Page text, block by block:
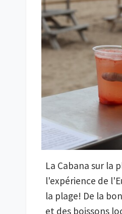
La Cabana sur la
l'expérience de
la plage! De la
et des boissons